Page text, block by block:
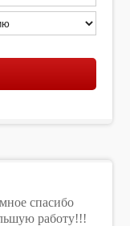
спасибо
работу!!!